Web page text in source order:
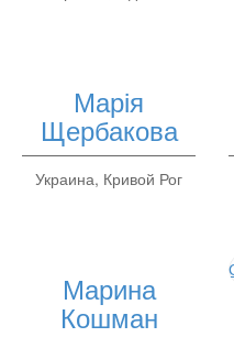
Марія
Щербакова
Украина, Кривой Рог
Марина
Кошман